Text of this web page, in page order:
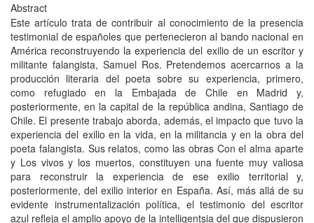
Abstract
Este artículo trata de contribuir al conocimiento de la presencia
testimonial de españoles que pertenecieron al bando nacional en
América reconstruyendo la experiencia del exilio de un escritor y
militante falangista, Samuel Ros. Pretendemos acercarnos a la
producción literaria del poeta sobre su experiencia, primero,
como refugiado en la Embajada de Chile en Madrid y,
posteriormente, en la capital de la república andina, Santiago de
Chile. El presente trabajo aborda, además, el impacto que tuvo la
experiencia del exilio en la vida, en la militancia y en la obra del
poeta falangista. Sus relatos, como las obras Con el alma aparte
y Los vivos y los muertos, constituyen una fuente muy valiosa
para reconstruir la experiencia de ese exilio territorial y,
posteriormente, del exilio interior en España. Así, más allá de su
evidente instrumentalización política, el testimonio del escritor
azul refleja el amplio apoyo de la intelligentsia del que dispusieron